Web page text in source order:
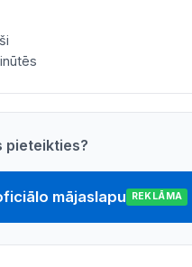
pieteikties?
mājaslapu REKLĀMA